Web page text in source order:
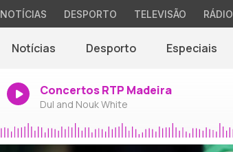
NOTÍCIAS DESPORTO TELEVISÃO RÁDIO
Notícias Desporto Especiais
Concertos RTP Madeira
Dul and Nouk White